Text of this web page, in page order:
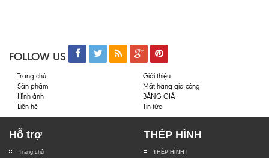
FOLLOW US
Trang chủ
Giới thiệu
Sản phẩm
Mặt hàng gia công
Hình ảnh
BẢNG GIÁ
Liên hệ
Tin tức
Hỗ trợ
Trang chủ
THÉP HÌNH
THÉP HÌNH I